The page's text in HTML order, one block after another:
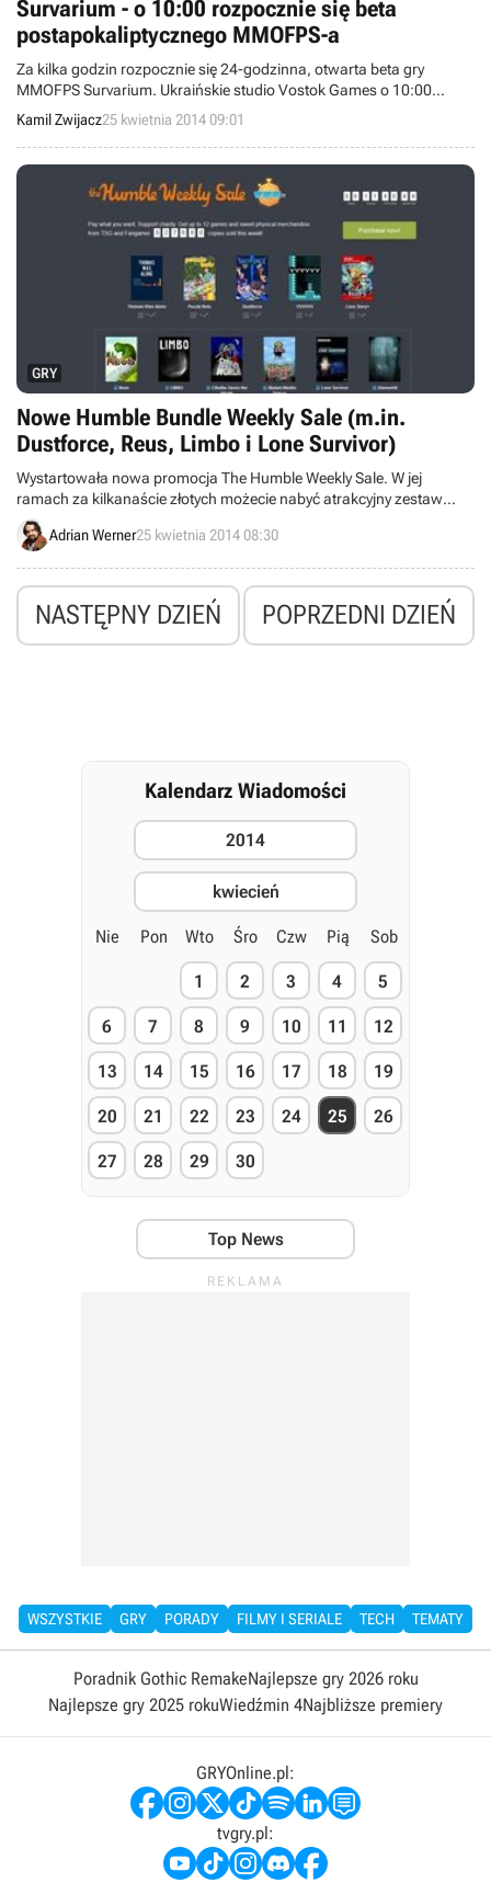
Survarium - o 10:00 rozpocznie się beta
postapokaliptycznego MMOFPS-a
Za kilka godzin rozpocznie się 24-godzinna, otwarta beta gry
MMOFPS Survarium. Ukraińskie studio Vostok Games o 10:00
otworzy drzwi do świata swojej produkcji wszystkim
zainteresowanym osobom. Jeżeli chcecie wziąć udział w zabawie,
to już teraz możecie się do niej przygotować, pobierając klienta
produkcji.
Kamil Zwijacz25 kwietnia 2014 09:01
GRY
Nowe Humble Bundle Weekly Sale (m.in.
Dustforce, Reus, Limbo i Lone Survivor)
Wystartowała nowa promocja The Humble Weekly Sale. W jej
ramach za kilkanaście złotych możecie nabyć atrakcyjny zestaw
produkcji niezależnych, w skład którego wchodzą gry Thomas Was
Alone, Puzzle Bots, Dustforce, VVVVVV, Cave Story+, Reus, Limbo,
Element4l.
Adrian Werner25 kwietnia 2014 08:30
NASTĘPNY DZIEŃ POPRZEDNI DZIEŃ
Kalendarz Wiadomości
2014
kwiecień
Nie Pon Wto Śro Czw Pią Sob
1 2 3 4 5
6 7 8 9 10 11 12
13 14 15 16 17 18 19
20 21 22 23 24 25 26
27 28 29 30
Top News
WSZYSTKIE GRY PORADY FILMY I SERIALE TECH TEMATY
Poradnik Gothic RemakeNajlepsze gry 2026 roku
Najlepsze gry 2025 rokuWiedźmin 4Najbliższe premiery
GRYOnline.pl:
tvgry.pl: